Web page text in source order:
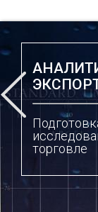
торговле